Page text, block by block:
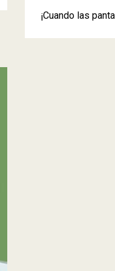
¡Cuando las